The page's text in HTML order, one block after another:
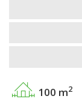
100 m2